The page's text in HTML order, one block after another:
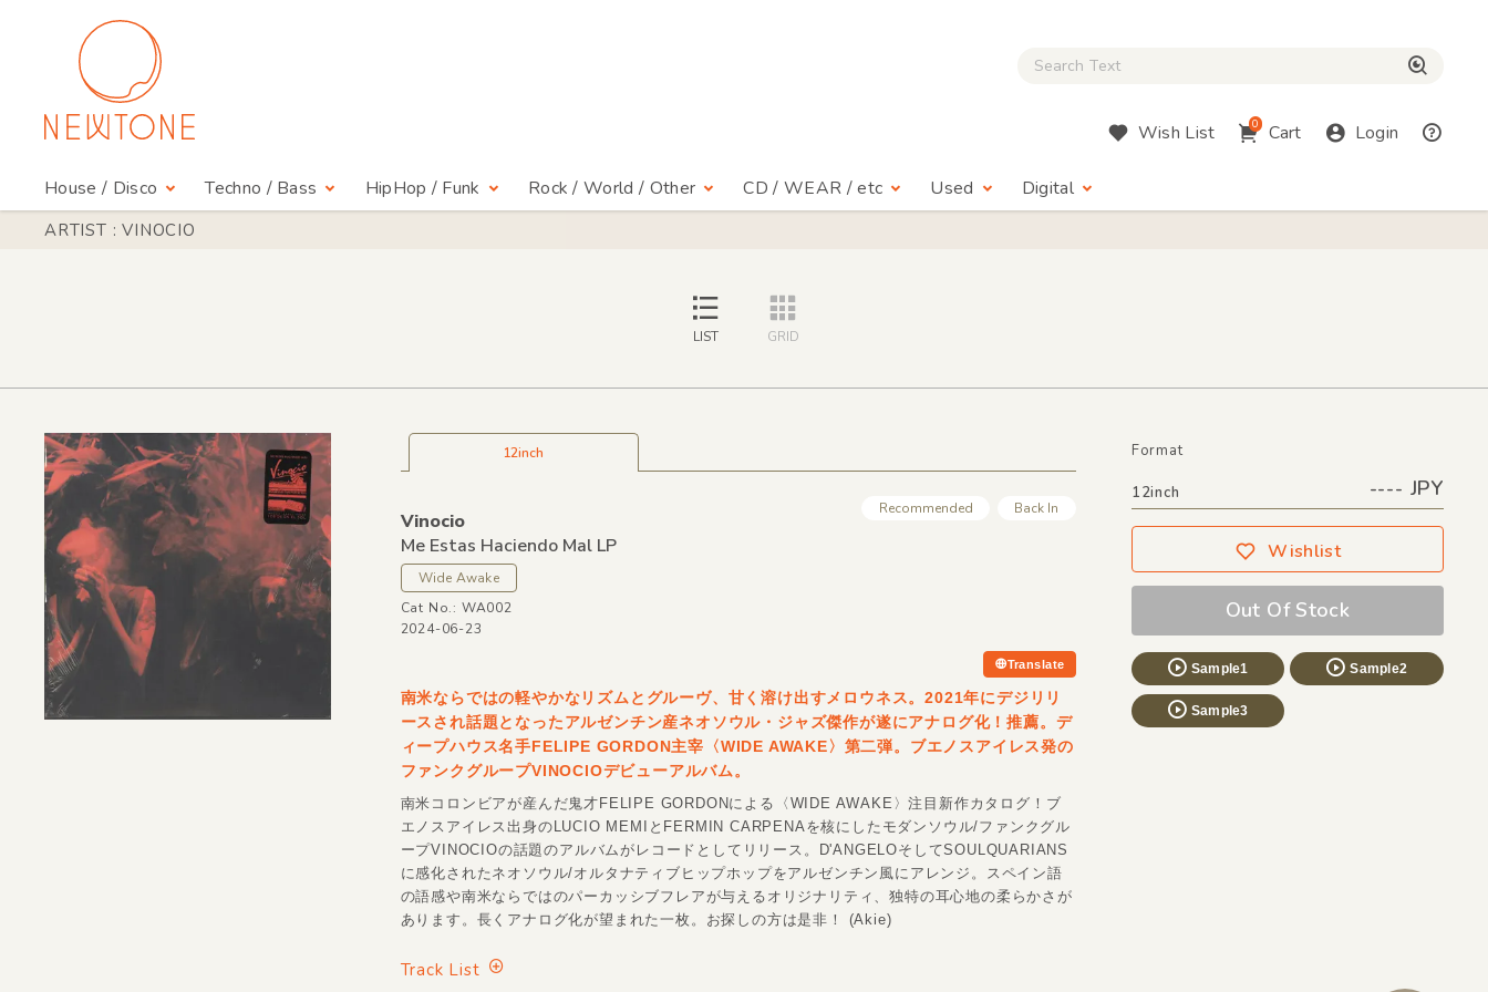
Close Search box
Wish List 0 Cart Login
House / Disco Techno / Bass HipHop / Funk Rock / World / Other CD / WEAR / etc Used Digital
ARTIST : VINOCIO
LIST GRID
12inch
Recommended Back In
Vinocio
Me Estas Haciendo Mal LP
Wide Awake
Cat No.: WA002
2024-06-23
Translate
Format
12inch ---- JPY
Wishlist
Out Of Stock
Sample1 Sample2
Sample3
南米ならではの軽やかなリズムとグルーヴ、甘く溶け出すメロウネス。2021年にデジリリ
ースされ話題となったアルゼンチン産ネオソウル・ジャズ傑作が遂にアナログ化！推薦。デ
ィープハウス名手FELIPE GORDON主宰〈WIDE AWAKE〉第二弾。ブエノスアイレス発の
ファンクグループVINOCIOデビューアルバム。
南米コロンビアが産んだ鬼才FELIPE GORDONによる〈WIDE AWAKE〉注目新作カタログ！ブ
エノスアイレス出身のLUCIO MEMIとFERMIN CARPENAを核にしたモダンソウル/ファンクグル
ープVINOCIOの話題のアルバムがレコードとしてリリース。D'ANGELOそしてSOULQUARIANS
に感化されたネオソウル/オルタナティブヒップホップをアルゼンチン風にアレンジ。スペイン語
の語感や南米ならではのパーカッシブフレアが与えるオリジナリティ、独特の耳心地の柔らかさが
あります。長くアナログ化が望まれた一枚。お探しの方は是非！ (Akie)
Track List